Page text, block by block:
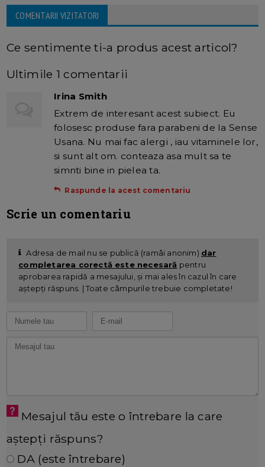
COMENTARII VIZITATORI
Ce sentimente ti-a produs acest articol?
Ultimile 1 comentarii
Irina Smith
Extrem de interesant acest subiect. Eu
folosesc produse fara parabeni de la Sense
Usana. Nu mai fac alergi , iau vitaminele lor,
si sunt alt om. conteaza asa mult sa te
simnti bine in pielea ta.
Raspunde la acest comentariu
Scrie un comentariu
Adresa de mail nu se publică (ramâi anonim) dar
completarea corectă este necesară pentru
aprobarea rapidă a mesajului, și mai ales în cazul în care
aștepți răspuns. | Toate câmpurile trebuie completate!
Mesajul tău este o întrebare la care
aștepți răspuns?
DA (este întrebare)